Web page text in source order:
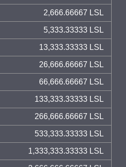
2,666.66667 LSL
5,333.33333 LSL
13,333.33333 LSL
26,666.66667 LSL
66,666.66667 LSL
133,333.33333 LSL
266,666.66667 LSL
533,333.33333 LSL
1,333,333.33333 LSL